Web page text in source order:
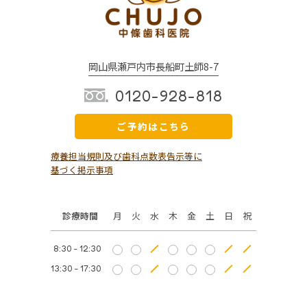
岡山県瀬戸内市長船町土師8-7
0120-928-818
ご予約はこちら
診療時間 月 火 水 木 金 土 日 祝
8:30 - 12:30
13:30 - 17:30
療養担当規則及び歯科点数表告示等に
基づく掲示事項